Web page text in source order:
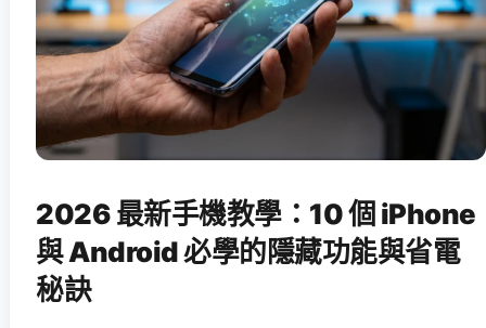
2026 最新手機教學：10 個 iPhone
與 Android 必學的隱藏功能與省電
秘訣